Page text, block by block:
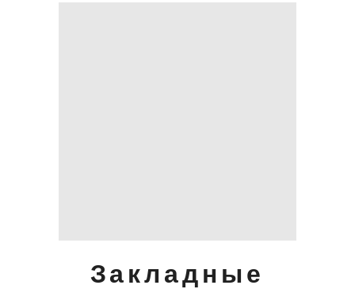
Закладные